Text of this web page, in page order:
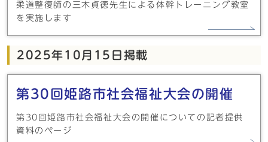
柔道整復師の三木貞徳先生による体幹トレーニング教室
を実施します
2025年10月15日掲載
第30回姫路市社会福祉大会の開催
第30回姫路市社会福祉大会の開催についての記者提供
資料のページ